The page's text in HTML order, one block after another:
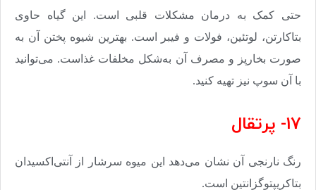
حتی کمک به درمان مشکلات قلبی است. این گیاه حاوی
بتاکارتن، لوتئین، فولات و فیبر است. بهترین شیوه پختن آن به
صورت بخارپز و مصرف آن به‌شکل مخلفات غذاست. می‌توانید
با آن سوپ نیز تهیه کنید.
17- پرتقال
رنگ نارنجی آن نشان می‌دهد این میوه سرشار از آنتی‌اکسیدان
بتاکریپتوگزانتین است.